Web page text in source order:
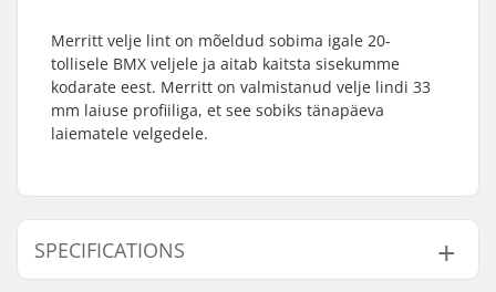
Merritt velje lint on mõeldud sobima igale 20-
tollisele BMX veljele ja aitab kaitsta sisekumme
kodarate eest. Merritt on valmistanud velje lindi 33
mm laiuse profiiliga, et see sobiks tänapäeva
laiematele velgedele.
SPECIFICATIONS